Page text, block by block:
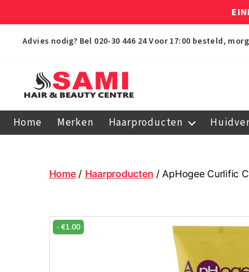
Advies nodig? Bel 020-30 446 24 Voor 17:00 besteld,
Hair
Centre
Home Merken Haarproducten
Home/ Haarproducten / ApHogee Curlific
- €1.00